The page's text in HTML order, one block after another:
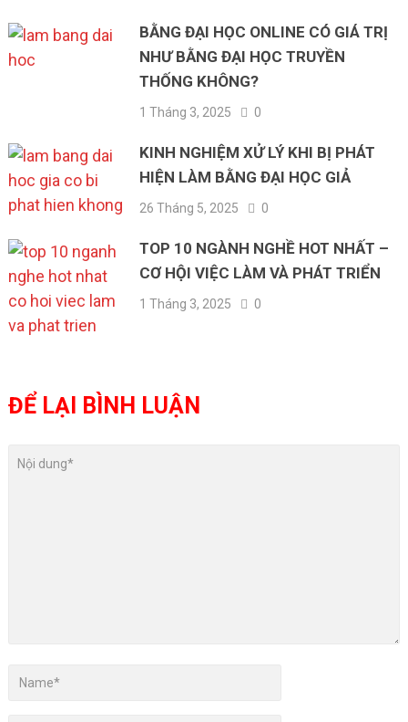
BẰNG ĐẠI HỌC ONLINE CÓ GIÁ TRỊ
NHƯ BẰNG ĐẠI HỌC TRUYỀN
THỐNG KHÔNG?
1 Tháng 3, 2025 0
KINH NGHIỆM XỬ LÝ KHI BỊ PHÁT
HIỆN LÀM BẰNG ĐẠI HỌC GIẢ
26 Tháng 5, 2025 0
TOP 10 NGÀNH NGHỀ HOT NHẤT –
CƠ HỘI VIỆC LÀM VÀ PHÁT TRIỂN
1 Tháng 3, 2025 0
ĐỂ LẠI BÌNH LUẬN